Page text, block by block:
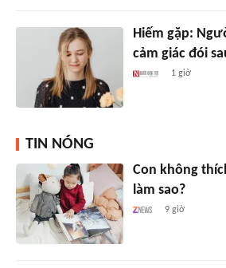
Hiếm gặp:
cảm giác đói
1 giờ
TIN NÓNG
Con không
làm sao?
9 giờ